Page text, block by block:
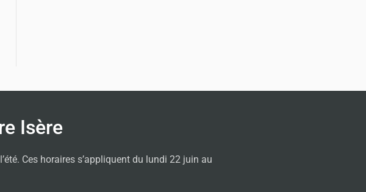
Isère
Ces horaires s’appliquent du lundi 22 juin au